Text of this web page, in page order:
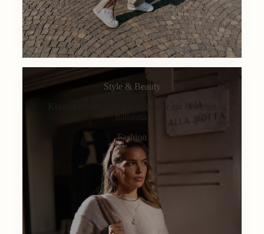
Style & Beauty
Klassisch, alltagstauglich, immer ein bisschen
Italianità.
Fashion